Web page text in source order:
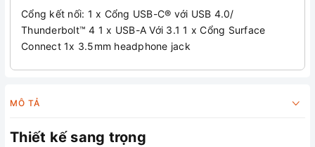
Cổng kết nối: 1 x Cổng USB-C® với USB 4.0/
Thunderbolt™ 4 1 x USB-A Với 3.1 1 x Cổng Surface
Connect 1x 3.5mm headphone jack
MÔ TẢ
Thiết kế sang trọng